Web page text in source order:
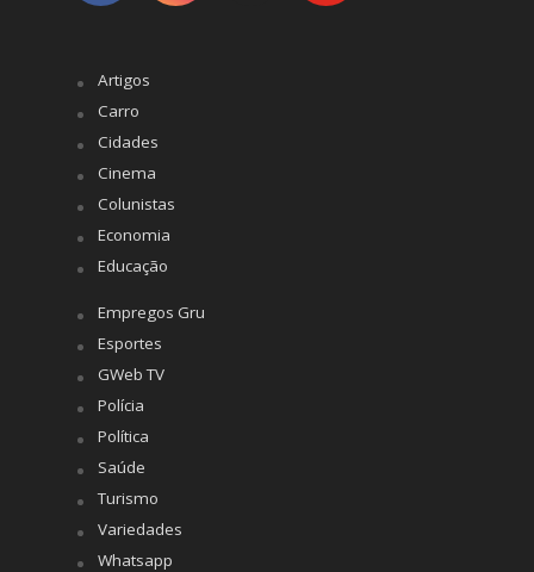
Artigos
Carro
Cidades
Cinema
Colunistas
Economia
Educação
Empregos Gru
Esportes
GWeb TV
Polícia
Política
Saúde
Turismo
Variedades
Whatsapp